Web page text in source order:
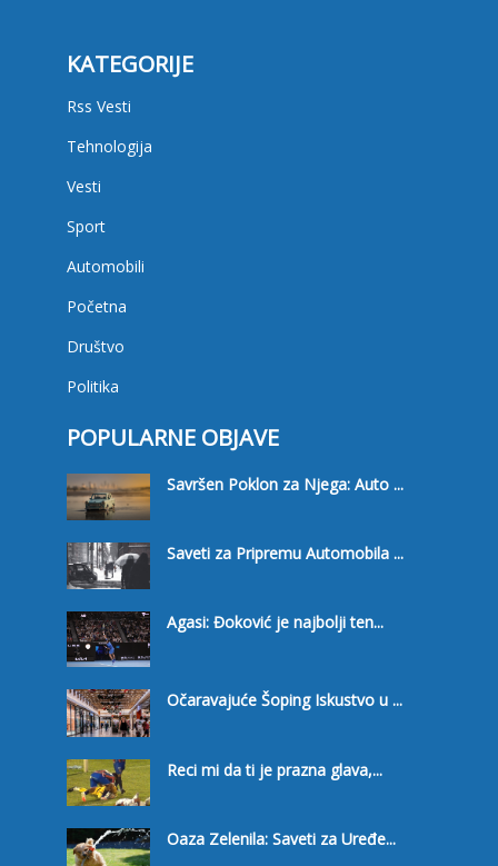
KATEGORIJE
Rss Vesti
Tehnologija
Vesti
Sport
Automobili
Početna
Društvo
Politika
POPULARNE OBJAVE
Savršen Poklon za Njega: Auto ...
Saveti za Pripremu Automobila ...
Agasi: Đoković je najbolji ten...
Očaravajuće Šoping Iskustvo u ...
Reci mi da ti je prazna glava,...
Oaza Zelenila: Saveti za Uređe...